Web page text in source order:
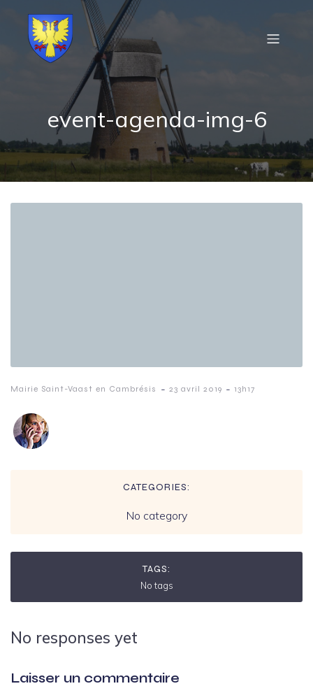
event-agenda-img-6
Mairie Saint-Vaast en Cambrésis - 23 avril 2019 - 13h17
CATEGORIES:
No category
TAGS:
No tags
No responses yet
Laisser un commentaire